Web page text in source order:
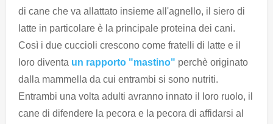
di cane che va allattato insieme all'agnello, il siero di
latte in particolare è la principale proteina dei cani.
Così i due cuccioli crescono come fratelli di latte e il
loro diventa un rapporto "mastino" perchè originato
dalla mammella da cui entrambi si sono nutriti.
Entrambi una volta adulti avranno innato il loro ruolo, il
cane di difendere la pecora e la pecora di affidarsi al